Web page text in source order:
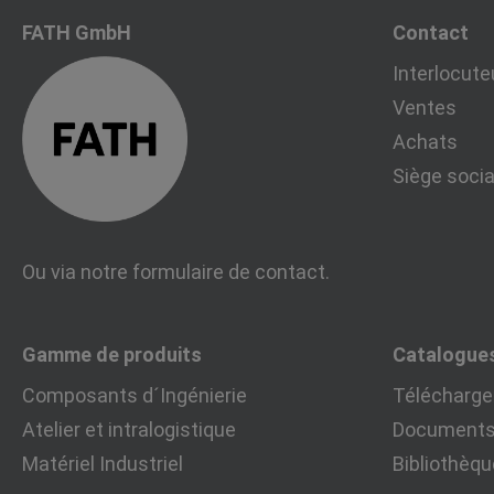
FATH GmbH
Ou via notre formulaire de contact.
Contact
Ventes
Achats
Siège social
Gamme de produits
Composants d´Ingénierie
Atelier et intralogistique
Matériel Industriel